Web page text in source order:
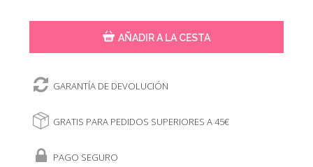
AÑADIR A LA CESTA
GARANTÍA DE DEVOLUCIÓN
GRATIS PARA PEDIDOS SUPERIORES A 45€
PAGO SEGURO